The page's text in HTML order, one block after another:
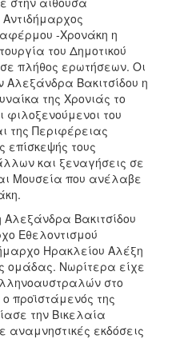
-Χρονάκη η
του Δημοτικού
πλήθος ερωτήσεων. Οι
Αλεξάνδρα Βακιτσίδου η
της Χρονιάς το
φιλοξενούμενοι του
της Περιφέρειας
τους
και ξεναγήσεις σε
Μουσεία που ανέλαβε
Αλεξάνδρα Βακιτσίδου
Εθελοντισμού
Ηρακλείου Αλέξη
ομάδας. Νωρίτερα είχε
στο
προϊστάμενός της
την Βικελαία
αναμνηστικές εκδόσεις